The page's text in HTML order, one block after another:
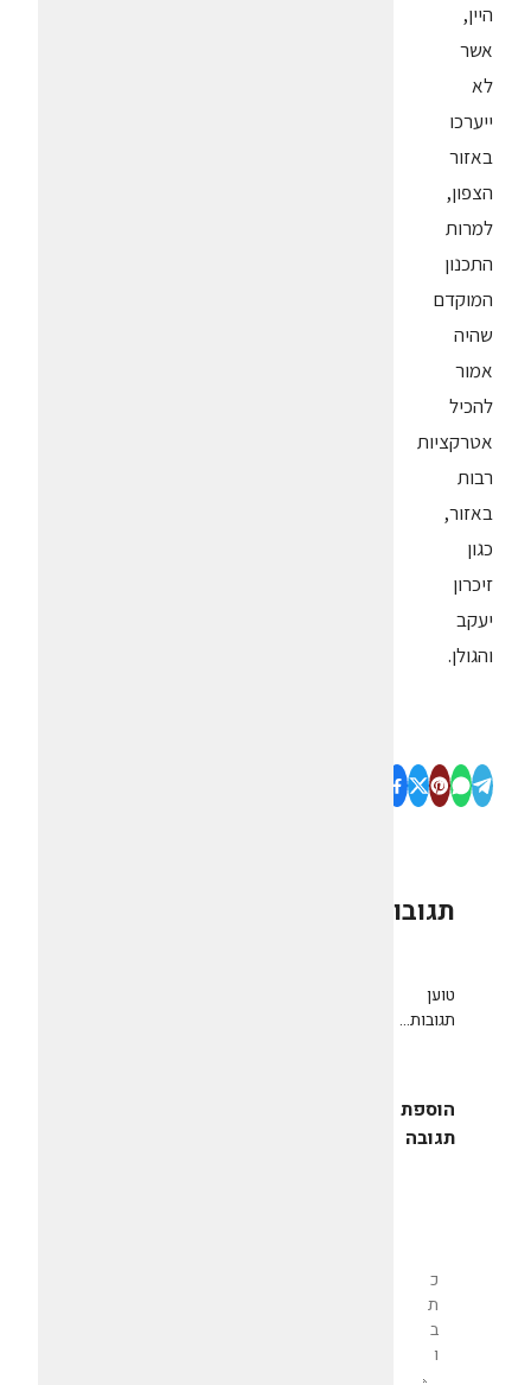
היין,
אשר
לא
ייערכו
באזור
הצפון,
למרות
התכנון
המוקדם
שהיה
אמור
להכיל
אטרקציות
רבות
באזור,
כגון
זיכרון
יעקב
והגולן.
תגובות
טוען
תגובות...
הוספת
תגובה